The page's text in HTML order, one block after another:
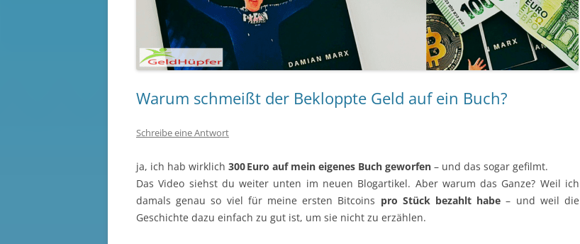
Warum schmeißt der Bekloppte Geld auf ein Buch?
Schreibe eine Antwort
ja, ich hab wirklich 300 Euro auf mein eigenes Buch geworfen – und das sogar gefilmt.
Das Video siehst du weiter unten im neuen Blogartikel. Aber warum das Ganze? Weil ich
damals genau so viel für meine ersten Bitcoins pro Stück bezahlt habe – und weil die
Geschichte dazu einfach zu gut ist, um sie nicht zu erzählen.